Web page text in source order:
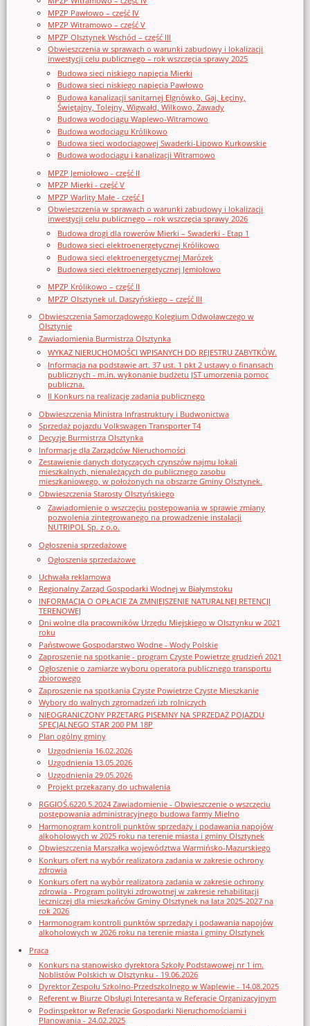
MPZP Pawłowo – część IV
MPZP Witramowo – część V
MPZP Olsztynek Wschód – część III
Obwieszczenia w sprawach o warunki zabudowy i lokalizacji
inwestycji celu publicznego – rok wszczęcia sprawy 2025
Budowa sieci niskiego napięcia Mierki
Budowa sieci niskiego napięcia Pawłowo
Budowa kanalizacji sanitarnej Elgnówko, Gaj, Łęciny,
Świętajny, Tolejny, Wigwałd, Wilkowo, Zawady
Budowa wodociągu Waplewo-Witramowo
Budowa wodociągu Królikowo
Budowa sieci wodociągowej Swaderki-Lipowo Kurkowskie
Budowa wodociągu i kanalizacji Witramowo
MPZP Jemiołowo - część II
MPZP Mierki - część V
MPZP Warlity Małe - część I
Obwieszczenia w sprawach o warunki zabudowy i lokalizacji
inwestycji celu publicznego – rok wszczęcia sprawy 2026
Budowa drogi dla rowerów Mierki – Swaderki - Etap 1
Budowa sieci elektroenergetycznej Królikowo
Budowa sieci elektroenergetycznej Marózek
Budowa sieci elektroenergetycznej Jemiołowo
MPZP Królikowo – część II
MPZP Olsztynek ul. Daszyńskiego – część III
Obwieszczenia Samorządowego Kolegium Odwoławczego w
Olsztynie
Zawiadomienia Burmistrza Olsztynka
WYKAZ NIERUCHOMOŚCI WPISANYCH DO REJESTRU ZABYTKÓW.
Informacja na podstawie art. 37 ust. 1 pkt 2 ustawy o finansach
publicznych - m.in. wykonanie budżetu JST umorzenia pomoc
publiczna.
II Konkurs na realizację zadania publicznego
Obwieszczenia Ministra Infrastruktury i Budwonictwa
Sprzedaż pojazdu Volkswagen Transporter T4
Decyzje Burmistrza Olsztynka
Informacje dla Zarządców Nieruchomości
Zestawienie danych dotyczących czynszów najmu lokali
mieszkalnych, nienależących do publicznego zasobu
mieszkaniowego, w położonych na obszarze Gminy Olsztynek.
Obwieszczenia Starosty Olsztyńskiego
Zawiadomienie o wszczęciu postępowania w sprawie zmiany
pozwolenia zintegrowanego na prowadzenie instalacji
NUTRIPOL Sp. z o.o.
Ogłoszenia sprzedażowe
Ogłoszenia sprzedażowe
Uchwała reklamowa
Regionalny Zarząd Gospodarki Wodnej w Białymstoku
INFORMACJA O OPŁACIE ZA ZMNIEJSZENIE NATURALNEJ RETENCJI
TERENOWEJ
Dni wolne dla pracowników Urzędu Miejskiego w Olsztynku w 2021
roku
Państwowe Gospodarstwo Wodne - Wody Polskie
Zaproszenie na spotkanie - program Czyste Powietrze grudzień 2021
Ogłoszenie o zamiarze wyboru operatora publicznego transportu
zbiorowego
Zaproszenie na spotkania Czyste Powietrze Czyste Mieszkanie
Wybory do walnych zgromadzeń izb rolniczych
NIEOGRANICZONY PRZETARG PISEMNY NA SPRZEDAŻ POJAZDU
SPECJALNEGO STAR 200 PM 18P
Plan ogólny gminy
Uzgodnienia 16.02.2026
Uzgodnienia 13.05.2026
Uzgodnienia 29.05.2026
Projekt przekazany do uchwalenia
RGGIOŚ.6220.5.2024 Zawiadomienie - Obwieszczenie o wszczęciu
postępowania administracyjnego budowa farmy Mielno
Harmonogram kontroli punktów sprzedaży i podawania napojów
alkoholowych w 2025 roku na terenie miasta i gminy Olsztynek
Obwieszczenia Marszałka województwa Warmińsko-Mazurskiego
Konkurs ofert na wybór realizatora zadania w zakresie ochrony
zdrowia
Konkurs ofert na wybór realizatora zadania w zakresie ochrony
zdrowia - Program polityki zdrowotnej w zakresie rehabilitacji
leczniczej dla mieszkańców Gminy Olsztynek na lata 2025-2027 na
rok 2026
Harmonogram kontroli punktów sprzedaży i podawania napojów
alkoholowych w 2026 roku na terenie miasta i gminy Olsztynek
Praca
Konkurs na stanowisko dyrektora Szkoły Podstawowej nr 1 im.
Noblistów Polskich w Olsztynku - 19.06.2026
Dyrektor Zespołu Szkolno-Przedszkolnego w Waplewie - 14.08.2025
Referent w Biurze Obsługi Interesanta w Referacie Organizacyjnym
Podinspektor w Referacie Gospodarki Nieruchomościami i
Planowania - 24.02.2025